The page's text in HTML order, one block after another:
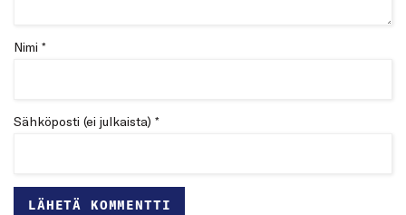
Nimi *
Sähköposti (ei julkaista) *